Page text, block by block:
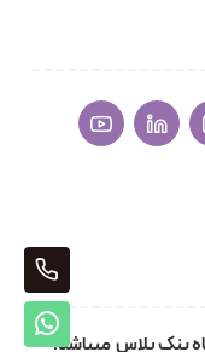
بنک پلاس میباشد.